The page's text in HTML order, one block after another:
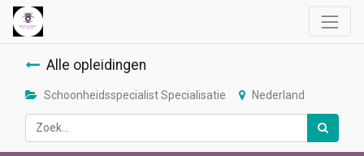
Alle opleidingen
Schoonheidsspecialist Specialisatie Nederland